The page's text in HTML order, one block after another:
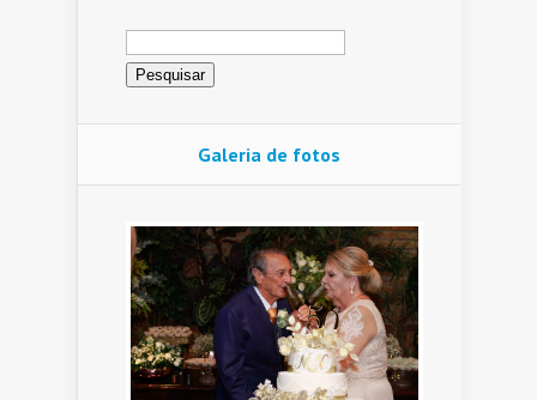
Pesquisar
por:
Galeria de fotos